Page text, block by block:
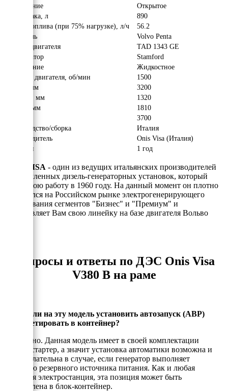
Исполнение
Открытое
Объём бака, л
890
Расход топлива (при 75% нагрузке), л/ч
56.2
Двигатель
Volvo Penta
Модель двигателя
TAD 1343 GE
Альтернатор
Stamford
Охлаждение
Жидкостное
Обороты двигателя, об/мин
1500
Длина, мм
3200
Ширина, мм
1320
Высота, мм
1810
3700
Производство/сборка
Италия
Производитель
Onis Visa (Италия)
Гарантия
1 год
ONIS VISA - один из ведущих итальянских производителей
промышленных дизель-генераторных установок, который
начал свою работу в 1960 году. На данный момент он плотно
закрепился на Российском рынке электрогенерирующего
оборудования сегментов "Бизнес" и "Премиум" и
представляет Вам свою линейку на базе двигателя Вольво
Вопросы и ответы по ДЭС Onis Visa
V380 B на раме
Можно ли на эту модель установить автозапуск (АВР)
и запакетировать в контейнер?
Да, можно. Данная модель имеет в своей комплектации
электростартер, а значит установка автоматики возможна и
даже желательна в случае, если генератор выполняет
функцию резервного источника питания. Как и любая
открытая электростанция, эта позиция может быть
установлена в блок-контейнер.